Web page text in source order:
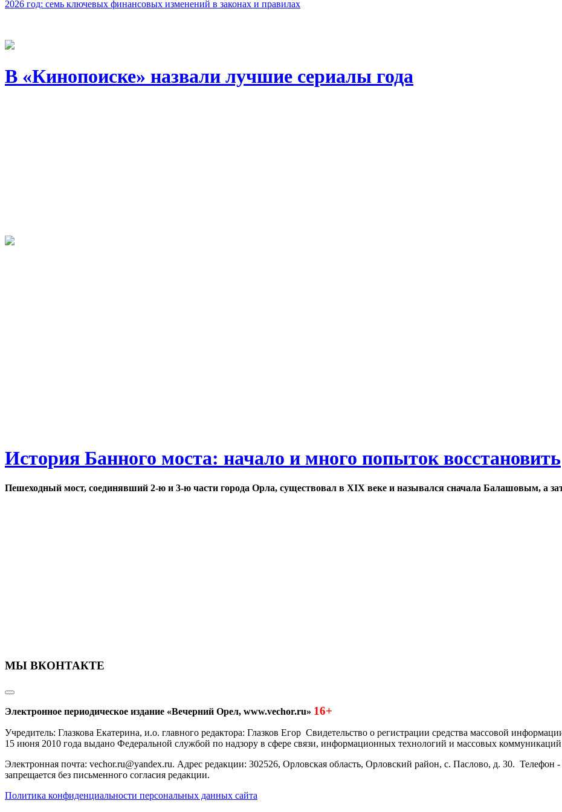
2026 год: семь ключевых финансовых изменений в законах и правилах
В «Кинопоиске» назвали лучшие сериалы года
История Банного моста: начало и много попыток восстановить
Пешеходный мост, соединявший 2-ю и 3-ю части города Орла, существовал в XIX веке и назывался сначала Балашовым, а
МЫ ВКОНТАКТЕ
Электронное периодическое издание «Вечерний Орел, www.vechor.ru» 16+
Учредитель: Глазкова Екатерина, и.о. главного редактора: Глазков Егор Свидетельство о регистрации средства массовой
15 июня 2010 года выдано Федеральной службой по надзору в сфере связи, информационных технологий и массовых
Электронная почта: vechor.ru@yandex.ru. Адрес редакции: 302526, Орловская область, Орловский район, с. Паслово, д. 30. Телефон
запрещается без письменного согласия редакции.
Политика конфиденциальности персональных данных сайта